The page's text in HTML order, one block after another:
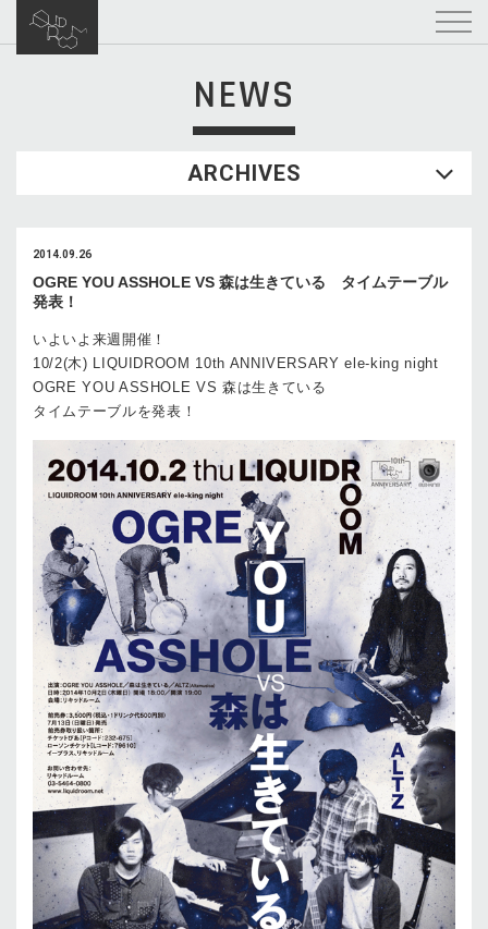
NEWS
ARCHIVES
2014.09.26
OGRE YOU ASSHOLE VS 森は生きている タイムテーブル
発表！
いよいよ来週開催！
10/2(木) LIQUIDROOM 10th ANNIVERSARY ele-king night
OGRE YOU ASSHOLE VS 森は生きている
タイムテーブルを発表！